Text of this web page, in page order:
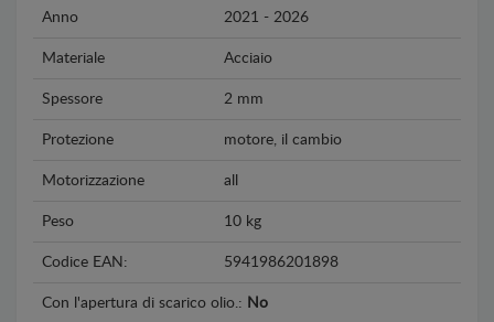
Anno 2021 - 2026
Materiale Acciaio
Spessore 2 mm
Protezione motore, il cambio
Motorizzazione all
Peso 10 kg
Codice EAN: 5941986201898
Con l'apertura di scarico olio.: No